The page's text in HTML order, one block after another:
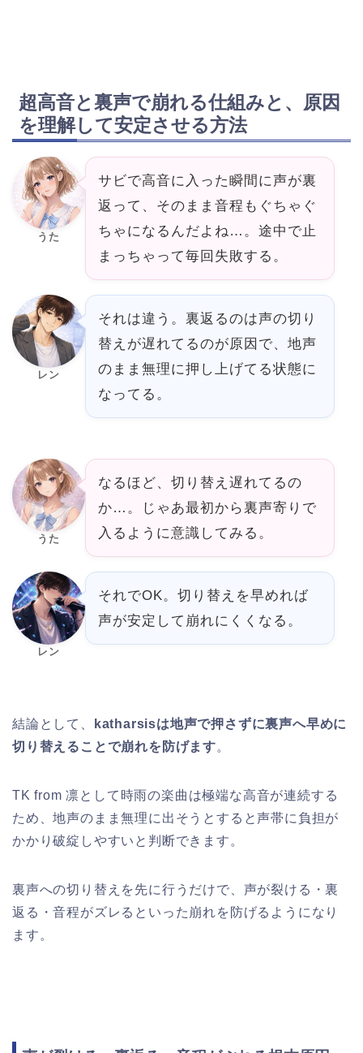
超高音と裏声で崩れる仕組みと、原因
を理解して安定させる方法
うた
サビで高音に入った瞬間に声が裏
返って、そのまま音程もぐちゃぐ
ちゃになるんだよね…。途中で止
まっちゃって毎回失敗する。
レン
それは違う。裏返るのは声の切り
替えが遅れてるのが原因で、地声
のまま無理に押し上げてる状態に
なってる。
うた
なるほど、切り替え遅れてるの
か…。じゃあ最初から裏声寄りで
入るように意識してみる。
レン
それでOK。切り替えを早めれば
声が安定して崩れにくくなる。
結論として、
katharsisは地声で押さずに裏声へ早めに
切り替えることで崩れを防げます。
TK from 凛として時雨の楽曲は極端な高音が連続する
ため、地声のまま無理に出そうとすると声帯に負担が
かかり破綻しやすいと判断できます。
裏声への切り替えを先に行うだけで、声が裂ける・裏
返る・音程がズレるといった崩れを防げるようになり
ます。